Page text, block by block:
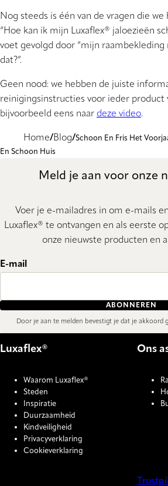
Nog steeds is één van de vragen die
“Hoe kan ik mijn Luxaflex® jaloezieën
voet gevolgd door “mijn raambekleding
dat?”.
Geen nood: we hebben de juiste
reinigingsinstructies voor ieder product
bijvoorbeeld eens naar deze video.
Home Blog Schoon En Fris Het
En Schoon Huis
Meld je aan voor onze
Voer je e-mailadres in om e-mails
Luxaflex® te ontvangen en als eerste
onze nieuwste producten en
E-mail
ABONNEREN
Door je aan te melden bevestigt je dat je akkoord
Luxaflex®
Waarom Luxaflex®
Steden
Inspiratie
Duurzaamheid
Kindveiligheid
Privacyverklaring
Cookieverklaring
Ons